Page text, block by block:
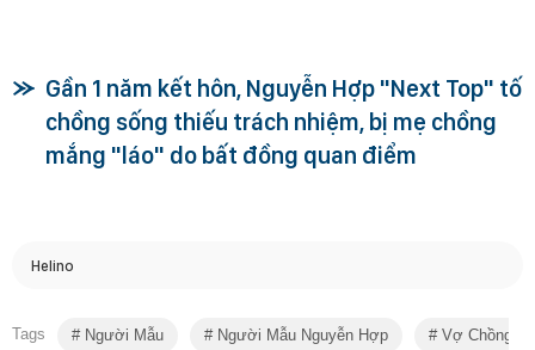
Gần 1 năm kết hôn, Nguyễn Hợp "Next Top" tố
chồng sống thiếu trách nhiệm, bị mẹ chồng
mắng "láo" do bất đồng quan điểm
Helino
Tags Người Mẫu Người Mẫu Nguyễn Hợp Vợ Chồng